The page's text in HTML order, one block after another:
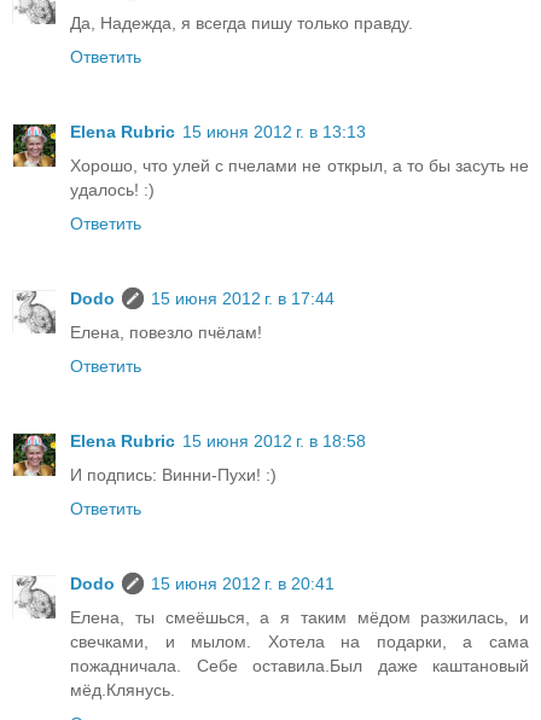
Да, Надежда, я всегда пишу только правду.
Ответить
Elena Rubric 15 июня 2012 г. в 13:13
Хорошо, что улей с пчелами не открыл, а то бы засуть не
удалось! :)
Ответить
Dodo
15 июня 2012 г. в 17:44
Елена, повезло пчёлам!
Ответить
Elena Rubric 15 июня 2012 г. в 18:58
И подпись: Винни-Пухи! :)
Ответить
Dodo
15 июня 2012 г. в 20:41
Елена, ты смеёшься, а я таким мёдом разжилась, и
свечками, и мылом. Хотела на подарки, а сама
пожадничала. Себе оставила.Был даже каштановый
мёд.Клянусь.